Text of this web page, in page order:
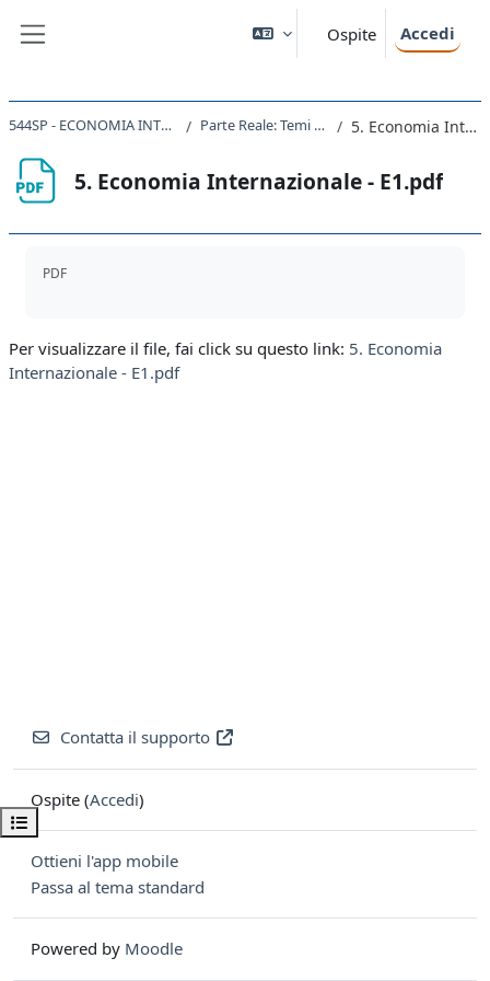
Ospite Accedi
Apri indice del corso
544SP - ECONOMIA INTERNAZIONALE 2023 - 2024 Parte Reale: Temi d'esame AA 2016-2017 5. Economia Internazionale - E1.pdf
5. Economia Internazionale - E1.pdf
PDF
Per visualizzare il file, fai click su questo link: 5. Economia
Internazionale - E1.pdf
Contatta il supporto
Ospite (Accedi)
Ottieni l'app mobile
Passa al tema standard
Powered by Moodle